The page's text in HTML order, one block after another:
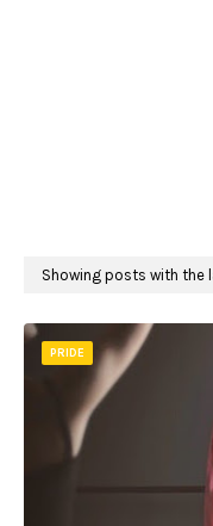
Showing posts with the
PRIDE